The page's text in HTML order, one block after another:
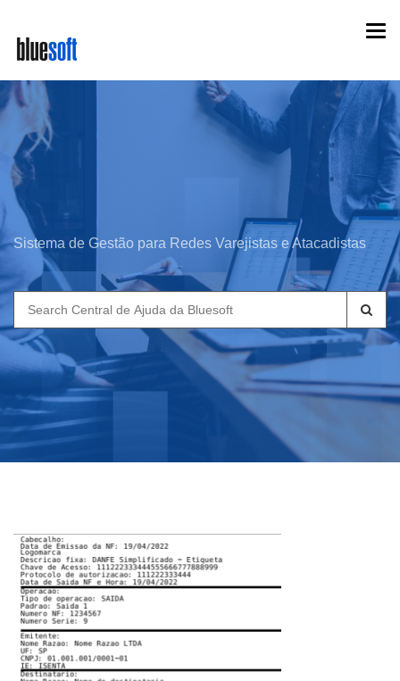
main
content
Sistema de Gestão para Redes Varejistas e Atacadistas
Search
for: